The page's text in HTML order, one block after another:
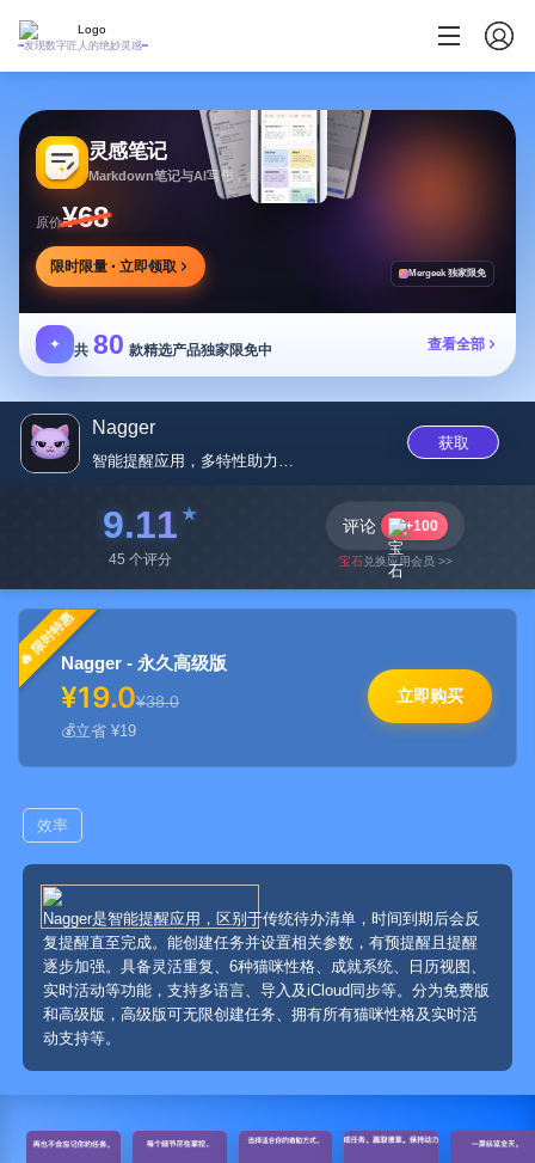
发现数字匠人的绝妙灵感
灵感笔记
Markdown笔记与AI写作，多方式整理同步笔记
原价¥68
限时限量 · 立即领取 Mergeek 独家限免
✦ 共 80 款精选产品独家限免中 查看全部
Nagger
智能提醒应用，多特性助力任务管...
获取
9.11
45 个评分
评论 +100
宝石兑换应用会员 >>
限时特惠
Nagger - 永久高级版
¥19.0¥38.0
立省 ¥19
立即购买
效率
Nagger是智能提醒应用，区别于传统待办清单，时间到期后会反
复提醒直至完成。能创建任务并设置相关参数，有预提醒且提醒
逐步加强。具备灵活重复、6种猫咪性格、成就系统、日历视图、
实时活动等功能，支持多语言、导入及iCloud同步等。分为免费版
和高级版，高级版可无限创建任务、拥有所有猫咪性格及实时活
动支持等。